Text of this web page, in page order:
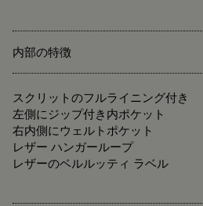
内部の特徴
スクリットのフルライニング付き
左側にジップ付き内ポケット
右内側にウェルトポケット
レザー ハンガーループ
レザーのベルルッティ ラベル